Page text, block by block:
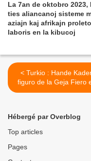
La 7an de oktobro 2023,
ties aliancanoj sisteme
aziajn kaj afrikajn
laboris en la kibucoj
< Turkio : Hande Kader,
figuro de la Geja Fiero
Istanbulo,
Hébergé par Overblog
Top articles
Pages